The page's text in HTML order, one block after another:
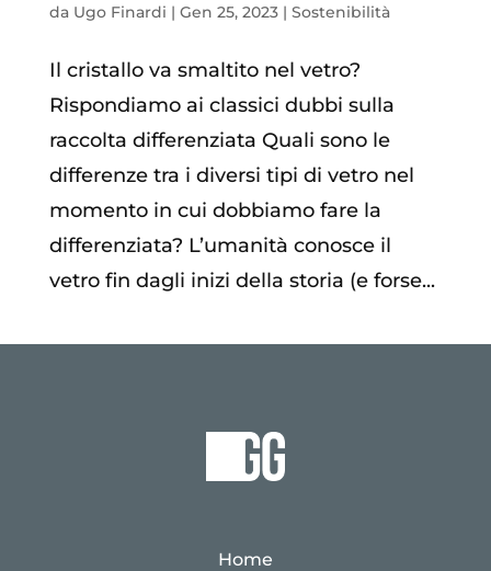
da Ugo Finardi | Gen 25, 2023| Sostenibilità
Il cristallo va smaltito nel vetro?
Rispondiamo ai classici dubbi sulla
raccolta differenziata Quali sono le
differenze tra i diversi tipi di vetro nel
momento in cui dobbiamo fare la
differenziata? L’umanità conosce il
vetro fin dagli inizi della storia (e forse...
Home